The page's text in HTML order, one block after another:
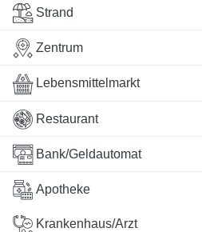
Strand
Zentrum
Lebensmittelmarkt
Restaurant
Bank/Geldautomat
Apotheke
Krankenhaus/Arzt